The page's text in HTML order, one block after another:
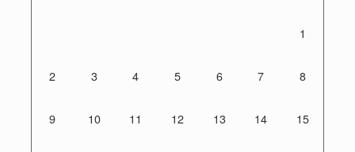
1
2 3 4 5 6 7 8
9 10 11 12 13 14 15